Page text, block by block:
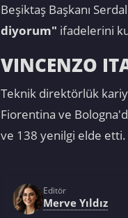
Beşiktaş Başkanı
diyorum" ifadelerini
VINCENZO
Teknik direktörlük
Fiorentina ve
ve 138 yenilgi elde etti.
Editör
Merve Yıldız